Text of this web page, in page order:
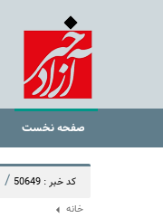
صفحه نخست
کد خبر : 50649 /
خانه